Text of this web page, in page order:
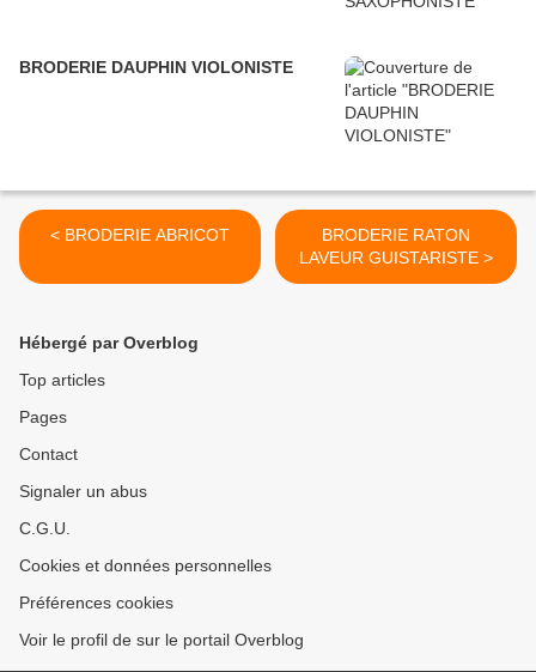
BRODERIE DAUPHIN VIOLONISTE
< BRODERIE ABRICOT
BRODERIE RATON
LAVEUR GUISTARISTE >
Hébergé par Overblog
Top articles
Pages
Contact
Signaler un abus
C.G.U.
Cookies et données personnelles
Préférences cookies
Voir le profil de sur le portail Overblog